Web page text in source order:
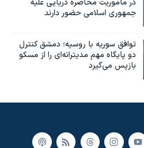
در ماموریت محاصره دریایی علیه
جمهوری اسلامی حضور دارند
توافق سوریه با روسیه؛ دمشق کنترل
دو پایگاه مهم مدیترانه‌ای را از مسکو
بازپس می‌گیرد